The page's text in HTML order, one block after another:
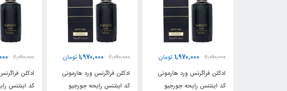
2,090,000
1,970,000 تومان
ادکلن فراگرنس ورد هارمونی
کد اینتنس رایحه جورجیو
2,090,000
1,970,000 تومان
ادکلن فراگرنس ورد هارمونی
کد اینتنس رایحه جورجیو
2,090,000
ادکلن
کد اینتنس